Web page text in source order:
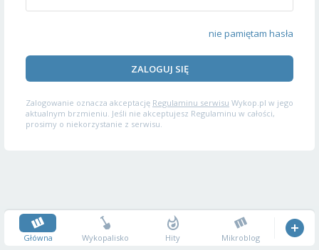
nie pamiętam hasła
ZALOGUJ SIĘ
Zalogowanie oznacza akceptację Regulaminu serwisu Wykop.pl w jego
aktualnym brzmieniu. Jeśli nie akceptujesz Regulaminu w całości,
prosimy o niekorzystanie z serwisu.
Główna Wykopalisko Hity Mikroblog